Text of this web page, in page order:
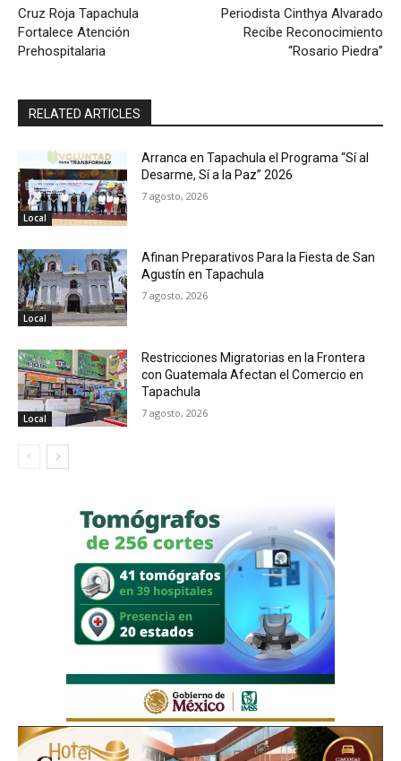
Cruz Roja Tapachula
Fortalece Atención
Prehospitalaria
Periodista Cinthya Alvarado
Recibe Reconocimiento
“Rosario Piedra”
RELATED ARTICLES
Local
Arranca en Tapachula el Programa “Sí al
Desarme, Sí a la Paz” 2026
7 agosto, 2026
Local
Afinan Preparativos Para la Fiesta de San
Agustín en Tapachula
7 agosto, 2026
Local
Restricciones Migratorias en la Frontera
con Guatemala Afectan el Comercio en
Tapachula
7 agosto, 2026